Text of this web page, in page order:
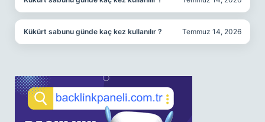
Kükürt sabunu günde kaç kez kullanılır ? Temmuz 14, 2026